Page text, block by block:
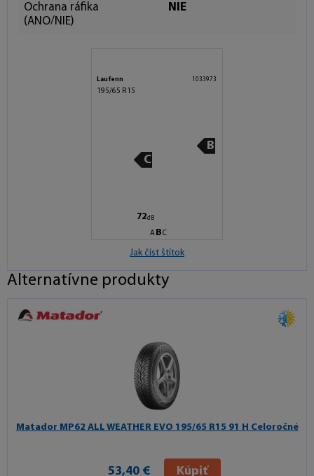
Ochrana ráfika
(ANO/NIE)
NIE
Laufenn 1033973
195/65 R15
C
B
A BC
72 dB
Jak číst štítok
Alternatívne produkty
Matador MP62 ALL WEATHER EVO 195/65 R15 91 H Celoročné
53,40 € Kúpiť